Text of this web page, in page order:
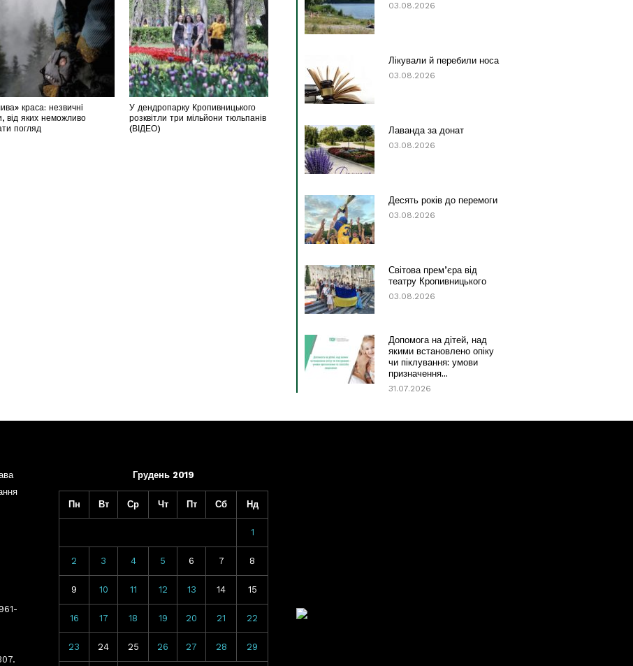
краса: незвичні
від яких неможливо
погляд
У дендропарку Кропивницького
розквітли три мільйони тюльпанів
(ВІДЕО)
03.08.2026
Лікували й перебили носа
03.08.2026
Лаванда за донат
03.08.2026
Десять років до перемоги
03.08.2026
Світова прем’єра від
театру Кропивницького
03.08.2026
Допомога на дітей, над
якими встановлено опіку
чи піклування: умови
призначення...
31.07.2026
Грудень 2019
Пн Вт Ср Чт Пт Сб Нд
1
2 3 4 5 6 7 8
9 10 11 12 13 14 15
16 17 18 19 20 21 22
23 24 25 26 27 28 29